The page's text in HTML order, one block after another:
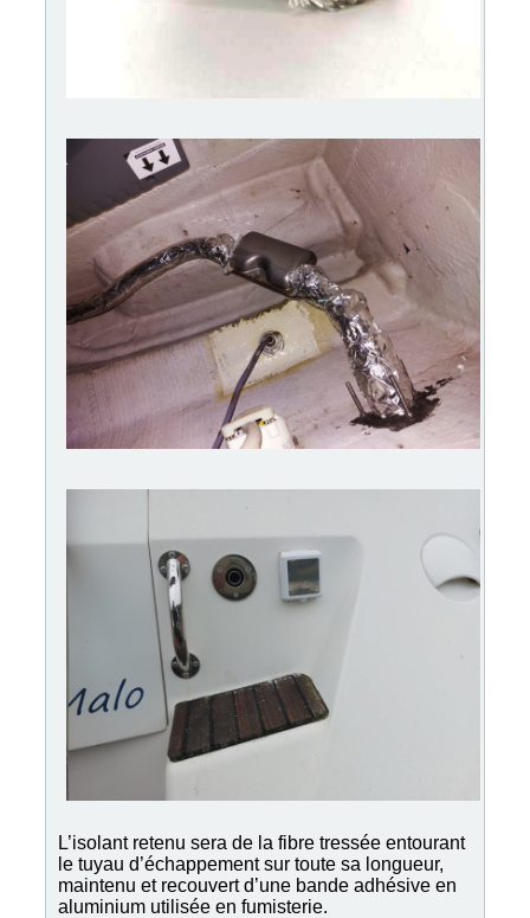
L’isolant retenu sera de la fibre tressée entourant
le tuyau d’échappement sur toute sa longueur,
maintenu et recouvert d’une bande adhésive en
aluminium utilisée en fumisterie.